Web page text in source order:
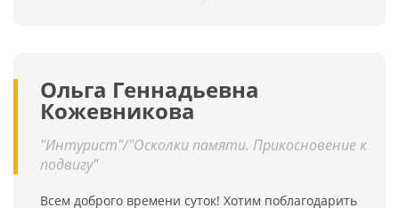
Ольга Геннадьевна
Кожевникова
"Интурист"/"Осколки памяти. Прикосновение к
подвигу"
Всем доброго времени суток! Хотим поблагодарить